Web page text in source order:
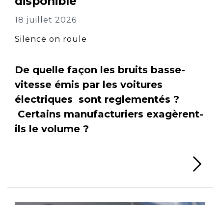
18 juillet 2026
Silence on roule
De quelle façon les bruits basse-
vitesse émis par les voitures
électriques sont reglementés ?
Certains manufacturiers exagèrent-
ils le volume ?